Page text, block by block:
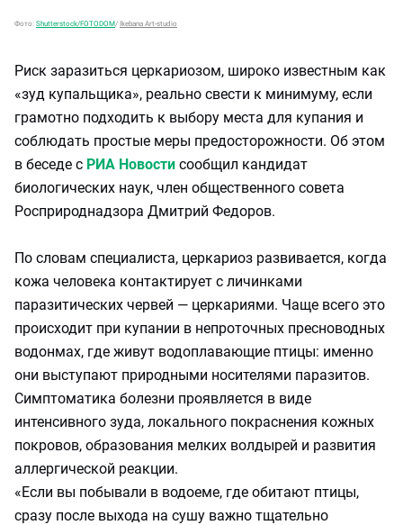
Фото: Shutterstock/FOTODOM/ Ikebana Art-studio
Риск заразиться церкариозом, широко известным как
«зуд купальщика», реально свести к минимуму, если
грамотно подходить к выбору места для купания и
соблюдать простые меры предосторожности. Об этом
в беседе с РИА Новости сообщил кандидат
биологических наук, член общественного совета
Росприроднадзора Дмитрий Федоров.
По словам специалиста, церкариоз развивается, когда
кожа человека контактирует с личинками
паразитических червей — церкариями. Чаще всего это
происходит при купании в непроточных пресноводных
водонмах, где живут водоплавающие птицы: именно
они выступают природными носителями паразитов.
Симптоматика болезни проявляется в виде
интенсивного зуда, локального покраснения кожных
покровов, образования мелких волдырей и развития
аллергической реакции.
«Если вы побывали в водоеме, где обитают птицы,
сразу после выхода на сушу важно тщательно